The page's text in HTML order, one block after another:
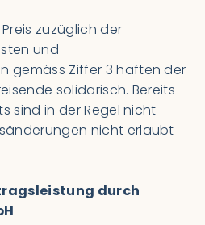
zuzüglich der
und
gemäss Ziffer 3 haften der
solidarisch. Bereits
sind in der Regel nicht
nicht erlaubt
durch